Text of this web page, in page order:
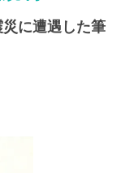
に遭遇した筆